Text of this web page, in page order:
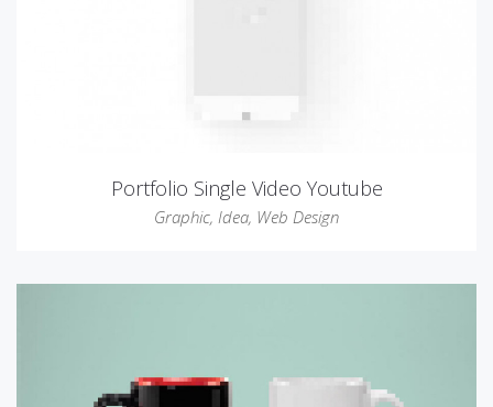
Portfolio Single Video Youtube
Graphic, Idea, Web Design